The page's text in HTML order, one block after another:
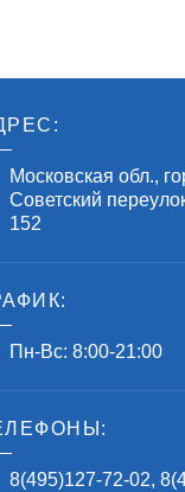
Московская обл.,
Советский
152
Пн-Вс: 8:00-21:00
8(495)127-72-02,